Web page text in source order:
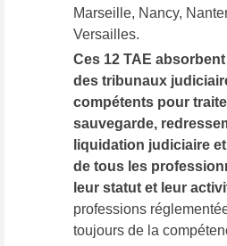
Marseille, Nancy,
Versailles.
Ces 12 TAE
des tribunaux
compétents pour
sauvegarde,
liquidation judiciaire
de tous les
leur statut et leur
professions
toujours de la